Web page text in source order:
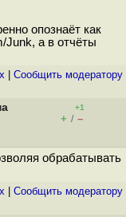
опознаёт как
Junk, а в отчёты
Cообщить модератору
+1
+ / –
обрабатывать
Cообщить модератору